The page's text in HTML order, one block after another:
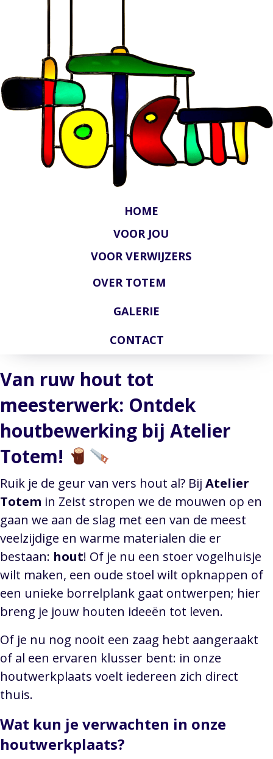
HOME
VOOR JOU
VOOR VERWIJZERS
OVER TOTEM
GALERIE
CONTACT
Van ruw hout tot
meesterwerk: Ontdek
houtbewerking bij Atelier
Totem!
Ruik je de geur van vers hout al? Bij Atelier
Totem in Zeist stropen we de mouwen op en
gaan we aan de slag met een van de meest
veelzijdige en warme materialen die er
bestaan: hout! Of je nu een stoer vogelhuisje
wilt maken, een oude stoel wilt opknappen of
een unieke borrelplank gaat ontwerpen; hier
breng je jouw houten ideeën tot leven.
Of je nu nog nooit een zaag hebt aangeraakt
of al een ervaren klusser bent: in onze
houtwerkplaats voelt iedereen zich direct
thuis.
Wat kun je verwachten in onze
houtwerkplaats?